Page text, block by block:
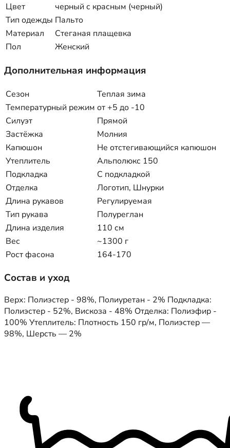
Цвет
черный с красным (черный)
Тип одежды Пальто
Материал
Стеганая плащевка
Пол
Женский
Дополнительная информация
Сезон
Теплая зима
Температурный режим от +5 до -10
Силуэт
Прямой
Застёжка
Молния
Капюшон
Не отстегивающийся капюшон
Утеплитель
Альполюкс 150
Подкладка
С подкладкой
Отделка
Логотип, Шнурки
Длина рукавов
Регулируемая
Тип рукава
Полуреглан
Длина изделия
110 см
Вес
~1300 г
Рост фасона
164-170
Состав и уход
Верх: Полиэстер - 98%, Полиуретан - 2% Подкладка:
Полиэстер - 52%, Вискоза - 48% Отделка: Полиэфир -
100% Утеплитель: Плотность 150 гр/м, Полиэстер —
98%, Шерсть — 2%